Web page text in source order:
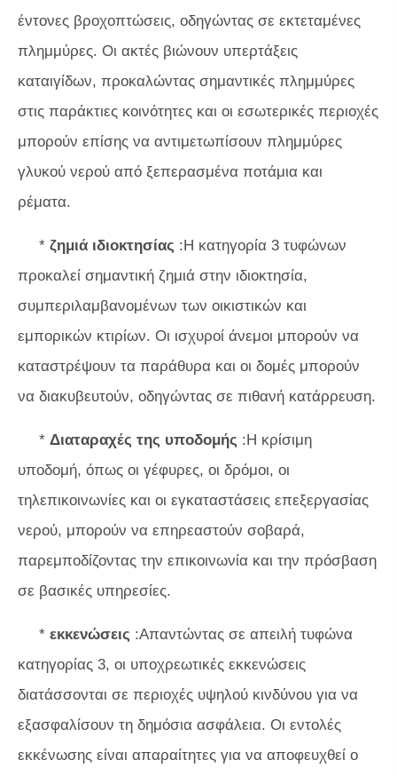
έντονες βροχοπτώσεις, οδηγώντας σε εκτεταμένες
πλημμύρες. Οι ακτές βιώνουν υπερτάξεις
καταιγίδων, προκαλώντας σημαντικές πλημμύρες
στις παράκτιες κοινότητες και οι εσωτερικές περιοχές
μπορούν επίσης να αντιμετωπίσουν πλημμύρες
γλυκού νερού από ξεπερασμένα ποτάμια και
ρέματα.
* ζημιά ιδιοκτησίας :Η κατηγορία 3 τυφώνων
προκαλεί σημαντική ζημιά στην ιδιοκτησία,
συμπεριλαμβανομένων των οικιστικών και
εμπορικών κτιρίων. Οι ισχυροί άνεμοι μπορούν να
καταστρέψουν τα παράθυρα και οι δομές μπορούν
να διακυβευτούν, οδηγώντας σε πιθανή κατάρρευση.
* Διαταραχές της υποδομής :Η κρίσιμη
υποδομή, όπως οι γέφυρες, οι δρόμοι, οι
τηλεπικοινωνίες και οι εγκαταστάσεις επεξεργασίας
νερού, μπορούν να επηρεαστούν σοβαρά,
παρεμποδίζοντας την επικοινωνία και την πρόσβαση
σε βασικές υπηρεσίες.
* εκκενώσεις :Απαντώντας σε απειλή τυφώνα
κατηγορίας 3, οι υποχρεωτικές εκκενώσεις
διατάσσονται σε περιοχές υψηλού κινδύνου για να
εξασφαλίσουν τη δημόσια ασφάλεια. Οι εντολές
εκκένωσης είναι απαραίτητες για να αποφευχθεί ο